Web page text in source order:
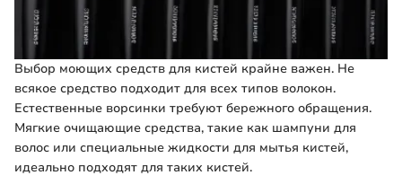
Выбор моющих средств для кистей крайне важен. Не
всякое средство подходит для всех типов волокон.
Естественные ворсинки требуют бережного обращения.
Мягкие очищающие средства, такие как шампуни для
волос или специальные жидкости для мытья кистей,
идеально подходят для таких кистей.